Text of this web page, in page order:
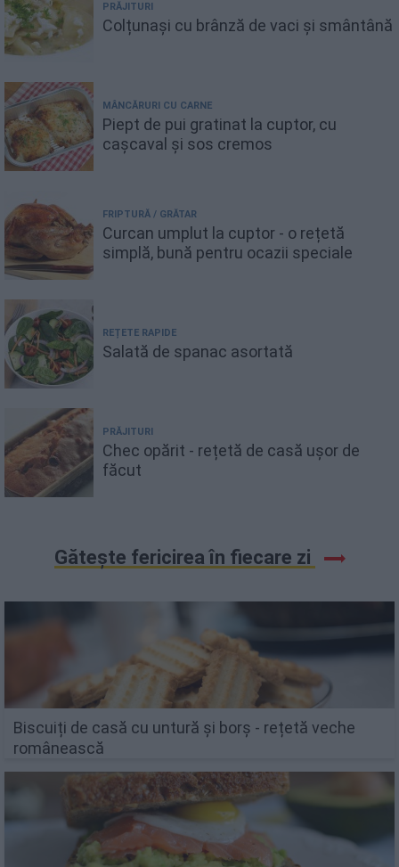
PRĂJITURI
Colțunași cu brânză de vaci și smântână
MÂNCĂRURI CU CARNE
Piept de pui gratinat la cuptor, cu
cașcaval și sos cremos
FRIPTURĂ / GRĂTAR
Curcan umplut la cuptor - o rețetă
simplă, bună pentru ocazii speciale
REȚETE RAPIDE
Salată de spanac asortată
PRĂJITURI
Chec opărit - rețetă de casă ușor de
făcut
Gătește fericirea în fiecare zi
Biscuiți de casă cu untură și borș - rețetă veche
românească